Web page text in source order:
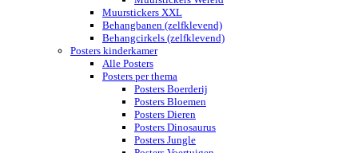
Muurstickers XXL
Behangbanen (zelfklevend)
Behangcirkels (zelfklevend)
Posters kinderkamer
Alle Posters
Posters per thema
Posters Boerderij
Posters Bloemen
Posters Dieren
Posters Dinosaurus
Posters Jungle